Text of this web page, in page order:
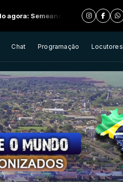
a palavra - Parte 05
Chat Programação Locutores